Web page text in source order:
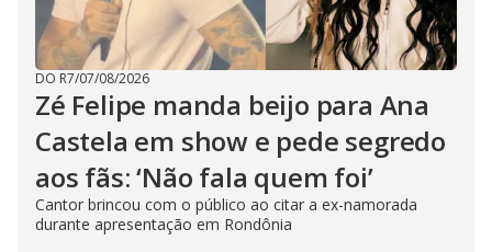
DO R7/07/08/2026
Zé Felipe manda beijo para Ana
Castela em show e pede segredo
aos fãs: ‘Não fala quem foi’
Cantor brincou com o público ao citar a ex-namorada
durante apresentação em Rondônia